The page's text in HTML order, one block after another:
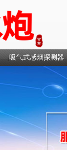
吸气式感烟探测器